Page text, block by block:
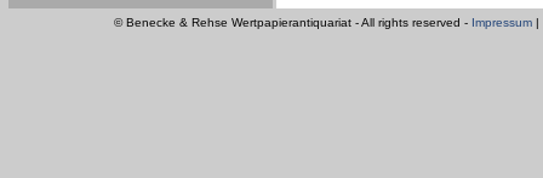
© Benecke & Rehse Wertpapierantiquariat - All rights reserved - Impressum |